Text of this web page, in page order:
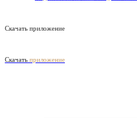
Скачать приложение
Скачать приложение